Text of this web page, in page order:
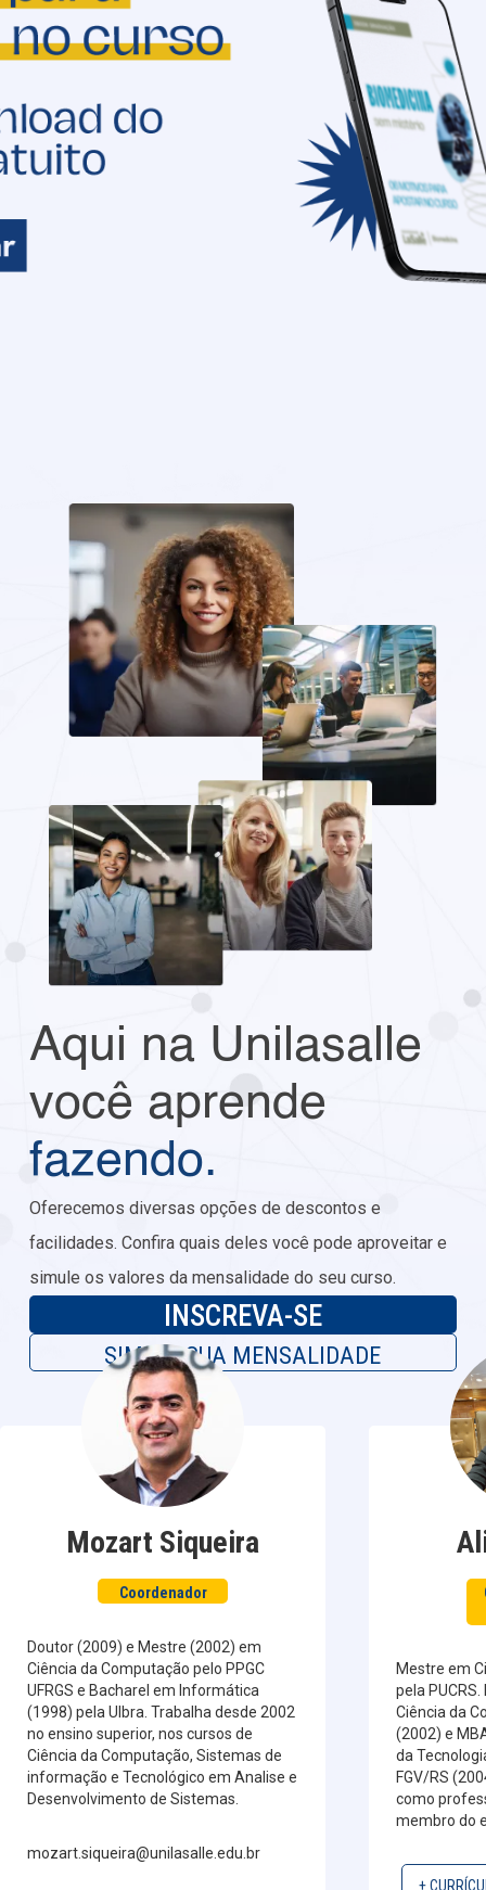
Aqui na Unilasalle
você aprende
fazendo.
Oferecemos diversas opções de descontos e
facilidades. Confira quais deles você pode aproveitar e
simule os valores da mensalidade do seu curso.
INSCREVA-SE
SIMULE SUA MENSALIDADE
Mozart Siqueira
Coordenador
Doutor (2009) e Mestre (2002) em
Ciência da Computação pelo PPGC
UFRGS e Bacharel em Informática
(1998) pela Ulbra. Trabalha desde 2002
no ensino superior, nos cursos de
Ciência da Computação, Sistemas de
informação e Tecnológico em Analise e
Desenvolvimento de Sistemas.
mozart.siqueira@unilasalle.edu.br
Mestre em
pela
Ciência da
(2002) e
da
FGV/RS
como
membro do
+